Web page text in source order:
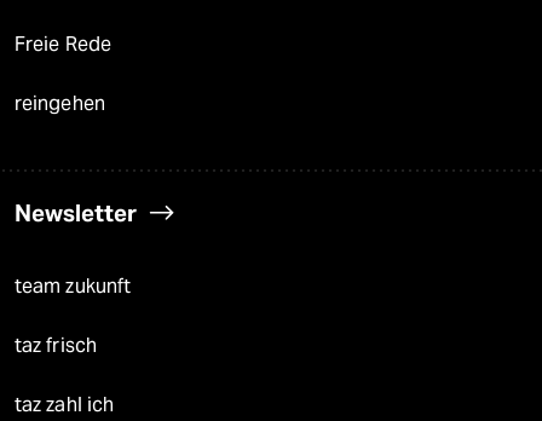
Freie Rede
reingehen
Newsletter
team zukunft
taz frisch
taz zahl ich